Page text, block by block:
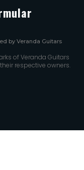
by Veranda Guitars
of Veranda Guitars
respective owners.